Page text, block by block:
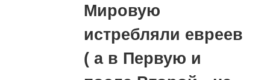
Мировую
истребляли евреев
( а в Первую и